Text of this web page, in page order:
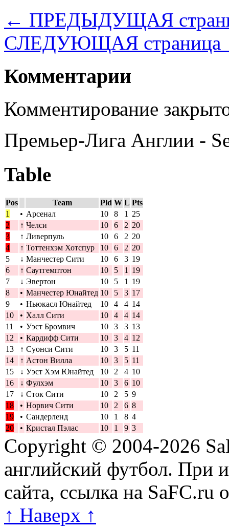
← ПРЕДЫДУЩАЯ
СЛЕДУЮЩАЯ
Комментарии
Комментирование
Премьер-Лига Англии -
Table
Pos Team Pld W L Pts
1
• Арсенал 10 8 1
25
2
↑ Челси 10 6 2 20
3
↑ Ливерпуль 10 6 2 20
4
↑ Тоттенхэм Хотспур 10 6 2 20
5
↓ Манчестер Сити 10 6 3 19
6
↑ Саутгемптон 10 5 1
19
7
↓ Эвертон 10 5 1
19
8
• Манчестер Юнайтед 10 5 3 17
9
• Ньюкасл Юнайтед 10 4 4 14
10
• Халл Сити 10 4 4 14
11
• Уэст Бромвич 10 3 3 13
12
• Кардифф Сити 10 3 4 12
13
↑ Суонси Сити 10 3 5 11
14
↑ Астон Вилла 10 3 5 11
15
↓ Уэст Хэм Юнайтед 10 2 4 10
16
↓ Фулхэм 10 3 6 10
17
↓ Сток Сити 10 2 5 9
18
• Норвич Сити 10 2 6 8
19
• Сандерленд 10 1 8 4
20
• Кристал Пэлас 10 1 9 3
Copyright © 2004-2026
английский футбол. При
сайта, ссылка на SaFC.ru
↑ Наверх ↑